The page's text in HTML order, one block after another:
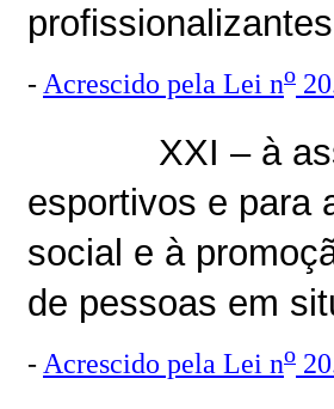
- Acrescido pela Lei no
XXI – à
esportivos e para
social e à
de pessoas em
- Acrescido pela Lei no